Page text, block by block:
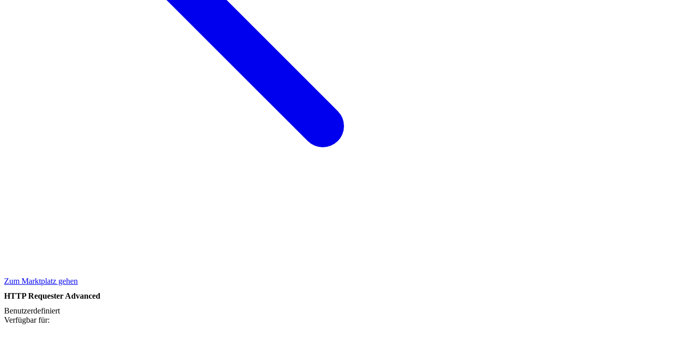
Zum Marktplatz gehen
HTTP Requester Advanced
Benutzerdefiniert
Verfügbar für: